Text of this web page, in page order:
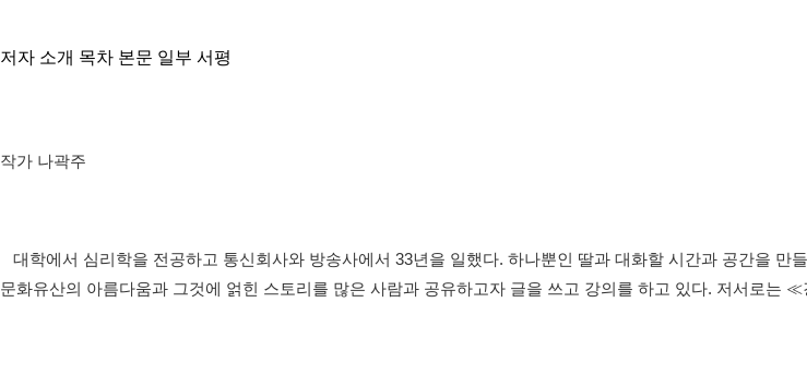
저자 소개 목차 본문 일부 서평
작가 나곽주
대학에서 심리학을 전공하고 통신회사와 방송사에서 33년을 일했다. 하나뿐인 딸과 대화할 시간과 공간을 만
문화유산의 아름다움과 그것에 얽힌 스토리를 많은 사람과 공유하고자 글을 쓰고 강의를 하고 있다. 저서로는